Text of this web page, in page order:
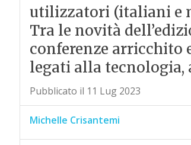
utilizzatori (italiani e
Tra le novità
conferenze arricchito
legati alla tecnologia,
Pubblicato il 11 Lug 2023
Michelle Crisantemi